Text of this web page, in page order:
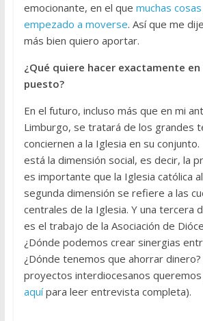
emocionante, en el que muchas
empezado a moverse. Así que me
más bien quiero aportar.
¿Qué quiere hacer exactamente en
puesto?
En el futuro, incluso más que en mi
Limburgo, se tratará de los grandes
conciernen a la Iglesia en su
está la dimensión social, es decir, la
es importante que la Iglesia católica
segunda dimensión se refiere a las
centrales de la Iglesia. Y una tercera
es el trabajo de la Asociación de
¿Dónde podemos crear sinergias
¿Dónde tenemos que ahorrar dinero?
proyectos interdiocesanos
aquípara leer entrevista completa).